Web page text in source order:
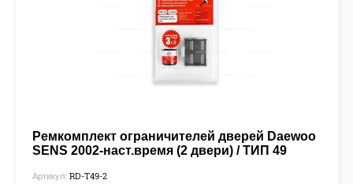
Ремкомплект ограничителей дверей Daewoo
SENS 2002-наст.время (2 двери) / ТИП 49
Артикул: RD-T49-2